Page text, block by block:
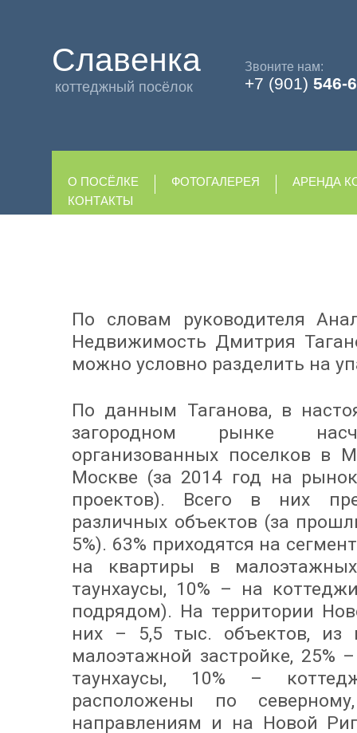
Славенка
коттеджный посёлок
Звоните нам:
+7 (901) 546-
О ПОСЁЛКЕ ФОТОГАЛЕРЕЯ
АРЕНДА
КОНТАКТЫ
По словам руководителя
Недвижимость Дмитрия
можно условно разделить на
По данным Таганова, в
загородном рынке
организованных поселков в
Москве (за 2014 год на
проектов). Всего в них
различных объектов (за
5%). 63% приходятся на
на квартиры в
таунхаусы, 10% – на
подрядом). На территории
них – 5,5 тыс. объектов, из
малоэтажной застройке, 25%
таунхаусы, 10% –
расположены по
направлениям и на Новой